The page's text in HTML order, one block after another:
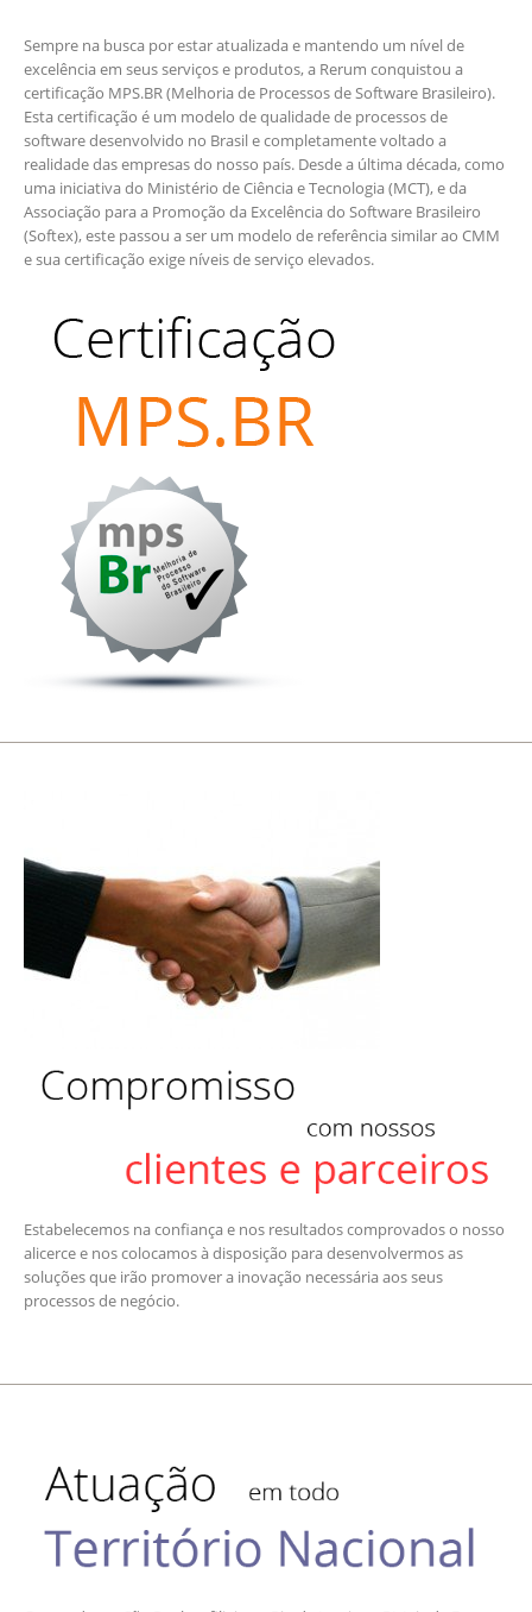
Sempre na busca por estar atualizada e mantendo um nível de
excelência em seus serviços e produtos, a Rerum conquistou a
certificação MPS.BR (Melhoria de Processos de Software Brasileiro).
Esta certificação é um modelo de qualidade de processos de
software desenvolvido no Brasil e completamente voltado a
realidade das empresas do nosso país. Desde a última década, como
uma iniciativa do Ministério de Ciência e Tecnologia (MCT), e da
Associação para a Promoção da Excelência do Software Brasileiro
(Softex), este passou a ser um modelo de referência similar ao CMM
e sua certificação exige níveis de serviço elevados.
Estabelecemos na confiança e nos resultados comprovados o nosso
alicerce e nos colocamos à disposição para desenvolvermos as
soluções que irão promover a inovação necessária aos seus
processos de negócio.